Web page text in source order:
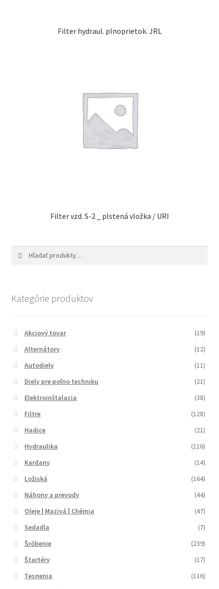
Filter hydraul. plnoprietok. JRL
Filter vzd. S-2 _ plstená vložka / URI
Vyhľadávanie
Kategórie produktov
Akciový tovar
(19)
Alternátory
(12)
Autodiely
(11)
Diely pre poľno techniku
(21)
Elektroinštalacia
(38)
Filtre
(128)
Hadice
(21)
Hydraulika
(116)
Kardany
(14)
Ložiská
(164)
Náhony a prevody
(44)
Oleje | Mazivá | Chémia
(47)
Sedadla
(7)
Šróbenie
(239)
Štartéry
(17)
Tesnenia
(116)